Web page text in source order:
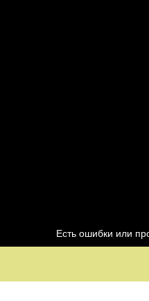
Есть ошибки или